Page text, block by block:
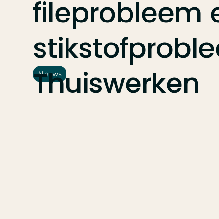
fileprobleem
Thuiswerken
Nieuws